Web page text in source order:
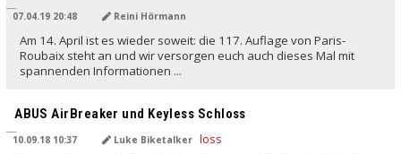
07.04.19 20:48 Reini Hörmann
Am 14. April ist es wieder soweit: die 117. Auflage von Paris-
Roubaix steht an und wir versorgen euch auch dieses Mal mit
spannenden Informationen ...
ABUS AirBreaker und Keyless Schloss
10.09.18 10:37 Luke Biketalker